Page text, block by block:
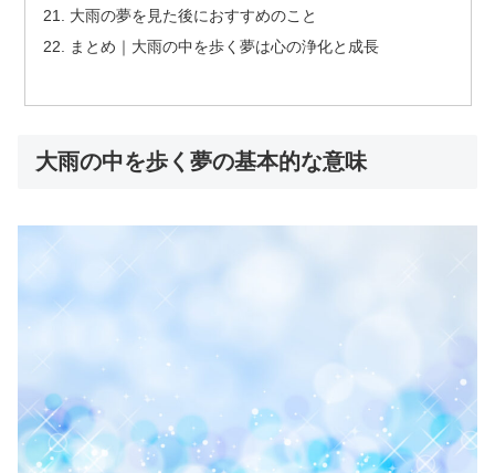
大雨の夢を見た後におすすめのこと
まとめ｜大雨の中を歩く夢は心の浄化と成長
大雨の中を歩く夢の基本的な意味